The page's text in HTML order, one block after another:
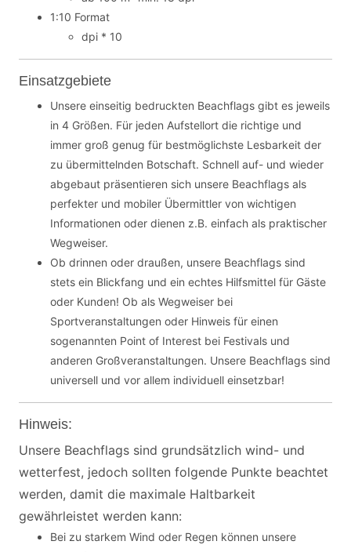
1:10 Format
dpi * 10
Einsatzgebiete
Unsere einseitig bedruckten Beachflags gibt es jeweils
in 4 Größen. Für jeden Aufstellort die richtige und
immer groß genug für bestmöglichste Lesbarkeit der
zu übermittelnden Botschaft. Schnell auf- und wieder
abgebaut präsentieren sich unsere Beachflags als
perfekter und mobiler Übermittler von wichtigen
Informationen oder dienen z.B. einfach als praktischer
Wegweiser.
Ob drinnen oder draußen, unsere Beachflags sind
stets ein Blickfang und ein echtes Hilfsmittel für Gäste
oder Kunden! Ob als Wegweiser bei
Sportveranstaltungen oder Hinweis für einen
sogenannten Point of Interest bei Festivals und
anderen Großveranstaltungen. Unsere Beachflags sind
universell und vor allem individuell einsetzbar!
Hinweis:
Unsere Beachflags sind grundsätzlich wind- und
wetterfest, jedoch sollten folgende Punkte beachtet
werden, damit die maximale Haltbarkeit
gewährleistet werden kann:
Bei zu starkem Wind oder Regen können unsere